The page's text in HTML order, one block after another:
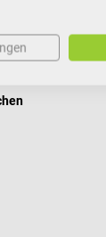
mit langem